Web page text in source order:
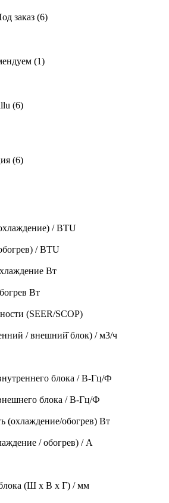
заказ (6)
(1)
(6)
(6)
/ BTU
/ BTU
Вт
Вт
(SEER/SCOP)
/ внешний̆ блок) / м3/ч
блока / В-Гц/Ф
блока / В-Гц/Ф
(охлаждение/обогрев) Вт
/ обогрев) / A
(Ш х В х Г) / мм